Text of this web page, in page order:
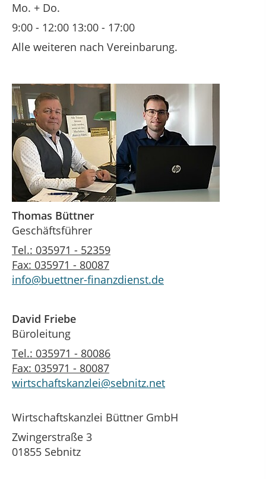
Mo. + Do.
9:00 - 12:00 13:00 - 17:00
Alle weiteren nach Vereinbarung.
Thomas Büttner
Geschäftsführer
Tel.: 035971 - 52359
Fax: 035971 - 80087
info@buettner-finanzdienst.de
David Friebe
Büroleitung
Tel.: 035971 - 80086
Fax: 035971 - 80087
wirtschaftskanzlei@sebnitz.net
Wirtschaftskanzlei Büttner GmbH
Zwingerstraße 3
01855 Sebnitz